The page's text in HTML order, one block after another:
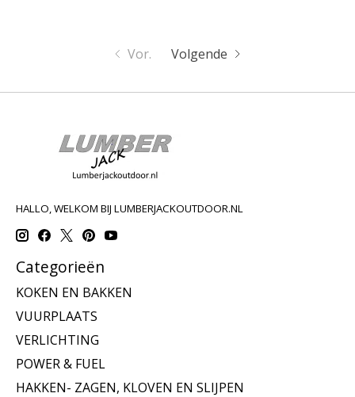
Vor. Volgende
HALLO, WELKOM BIJ LUMBERJACKOUTDOOR.NL
Categorieën
KOKEN EN BAKKEN
VUURPLAATS
VERLICHTING
POWER & FUEL
HAKKEN- ZAGEN, KLOVEN EN SLIJPEN